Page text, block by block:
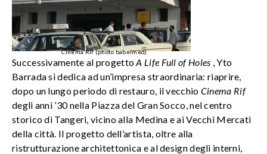
Cinema Rif (photo babelmed)
Successivamente al progettoA Life Full of Holes , Yto
Barrada si dedica ad un’impresa straordinaria: riaprire,
dopo un lungo periodo di restauro, il vecchio Cinema Rif
degli anni ’30 nella Piazza del Gran Socco, nel centro
storico di Tangeri, vicino alla Medina e ai Vecchi Mercati
della città. Il progetto dell’artista, oltre alla
ristrutturazione architettonica e al design degli interni,